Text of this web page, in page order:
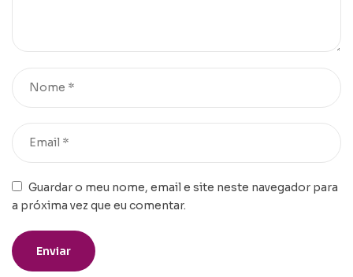
Guardar o meu nome, email e site neste navegador para
a próxima vez que eu comentar.